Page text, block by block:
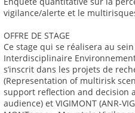
vigilance/alerte et le
OFFRE DE STAGE
Ce stage qui se réalisera au
Interdisciplinaire
s’inscrit dans les projets de
(Representation of multirisk
support reflection and decision
audience) et VIGIMONT (ANR-